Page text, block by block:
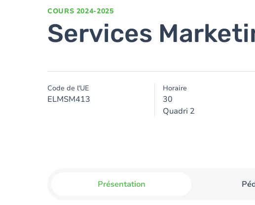
COURS 2024-2025
Services
Code de l'UE
ELMSM413
Horaire
30
Quadri 2
Présentation